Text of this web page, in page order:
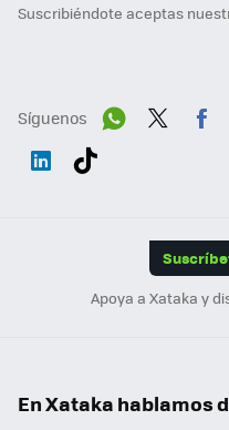
Suscribiéndote aceptas
Síguenos
Apoya a Xataka y
En Xataka hablamos